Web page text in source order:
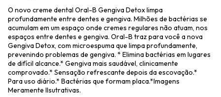
O novo creme dental Oral-B Gengiva Detox limpa
profundamente entre dentes e gengiva. Milhões de bactérias se
acumulam em um espaço onde cremes regulares não atuam, nos
espaços entre dentes e gengiva. Oral-B traz para você a nova
Gengiva Detox, com microespuma que limpa profundamente,
prevenindo problemas de gengiva. * Elimina bactérias em lugares
de difícil alcance.* Gengiva mais saudável, clinicamente
comprovado.* Sensação refrescante depois da escovação.*
Para uso diário.* Bactérias que formam placa.*Imagens
Meramente Ilsutrativas.